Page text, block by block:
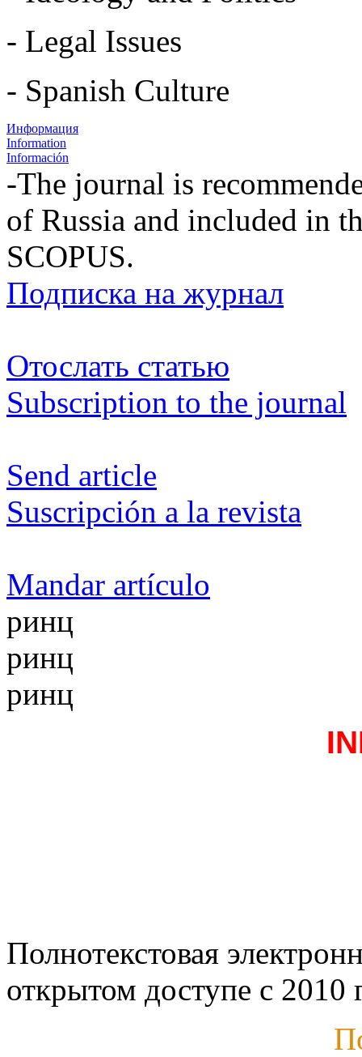
- Legal Issues
- Spanish Culture
Информация
Information
Información
-The journal is
of Russia and included in
SCOPUS.
Подписка на журнал
Отослать статью
Subscription to the journal
Send article
Suscripción a la revista
Mandar artículo
ринц
ринц
ринц
Полнотекстовая
открытом доступе с 2010